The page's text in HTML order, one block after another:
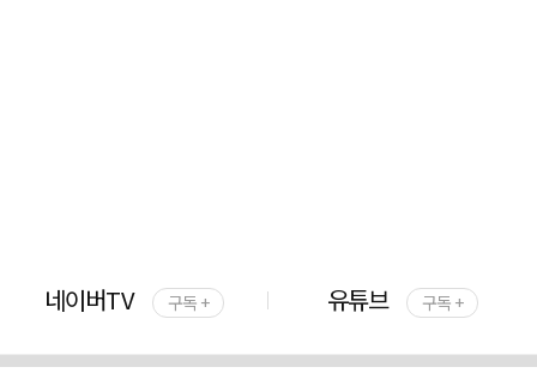
네이버TV 구독 + 유튜브 구독 +